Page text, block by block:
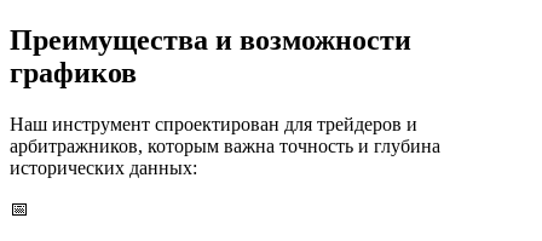
Преимущества и возможности
графиков
Наш инструмент спроектирован для трейдеров и
арбитражников, которым важна точность и глубина
исторических данных:
📅